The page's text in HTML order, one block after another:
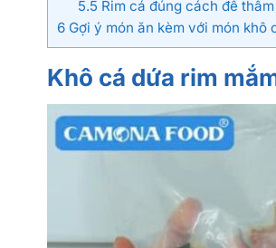
5.5 Rim cá đúng cách để
6 Gợi ý món ăn kèm với món khô
Khô cá dứa rim